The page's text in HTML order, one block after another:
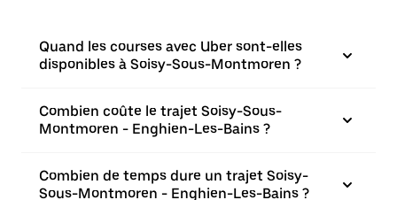
Quand les courses avec Uber sont-elles
disponibles à Soisy-Sous-Montmoren ?
Combien coûte le trajet Soisy-Sous-
Montmoren - Enghien-Les-Bains ?
Combien de temps dure un trajet Soisy-
Sous-Montmoren - Enghien-Les-Bains ?